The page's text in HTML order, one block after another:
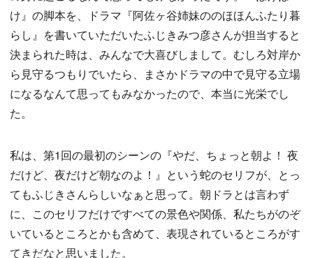
け』の脚本を、ドラマ『阿佐ヶ谷姉妹ののほほんふたり暮
らし』を書いていただいたふじきみつ彦さんが担当すると
決まられた時は、みんなで大喜びしまして。むしろ対岸か
ら見守るつもりでいたら、まさかドラマの中で見守る立場
になるなんて思ってもみなかったので、本当に光栄でし
た。
私は、第1回の最初のシーンの『やだ、ちょっと朝よ！ 夜
だけど、夜だけど朝なのよ！』という蛇のセリフが、とっ
てもふじきさんらしいなぁと思って。朝ドラとは言わず
に、このセリフだけですべての景色や関係、私たちがのぞ
いているところとかも含めて、表現されているところがす
てきだなと思いました。